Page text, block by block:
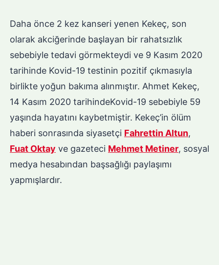
Daha önce 2 kez kanseri yenen Kekeç, son
olarak akciğerinde başlayan bir rahatsızlık
sebebiyle tedavi görmekteydi ve 9 Kasım 2020
tarihinde Kovid-19 testinin pozitif çıkmasıyla
birlikte yoğun bakıma alınmıştır. Ahmet Kekeç,
14 Kasım 2020 tarihindeKovid-19 sebebiyle 59
yaşında hayatını kaybetmiştir. Kekeç’in ölüm
haberi sonrasında siyasetçi Fahrettin Altun,
Fuat Oktay ve gazeteci Mehmet Metiner, sosyal
medya hesabından başsağlığı paylaşımı
yapmışlardır.